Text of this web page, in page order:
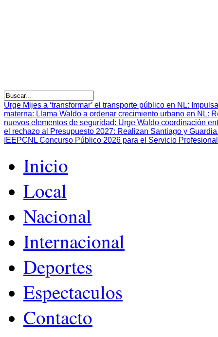
Urge Mijes a ‘transformar’ el transporte público en NL:
materna: Llama Waldo a ordenar crecimiento urbano en NL:
nuevos elementos de seguridad: Urge Waldo coordinación
el rechazo al Presupuesto 2027: Realizan Santiago y
IEEPCNL Concurso Público 2026 para el Servicio
Inicio
Local
Nacional
Internacional
Deportes
Espectaculos
Contacto